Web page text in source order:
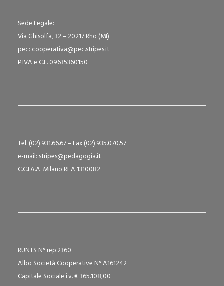
Sede Legale:
Via Ghisolfa, 32 – 20217 Rho (MI)
pec: cooperativa@pec.stripes.it
P.IVA e C.F. 09635360150
Tel. (02).931.66.67 – Fax (02).935.070.57
e-mail: stripes@pedagogia.it
C.C.I.A.A. Milano REA 1310082
RUNTS N° rep.2360
Albo Società Cooperative N° A161242
Capitale Sociale i.v. € 365.108,00